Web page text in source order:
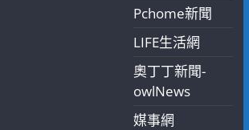
Pchome新聞
LIFE生活網
奧丁丁新聞-
owlNews
媒事網